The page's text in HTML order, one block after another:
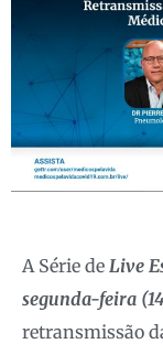
A Série de Live
segunda-feira
retransmissão